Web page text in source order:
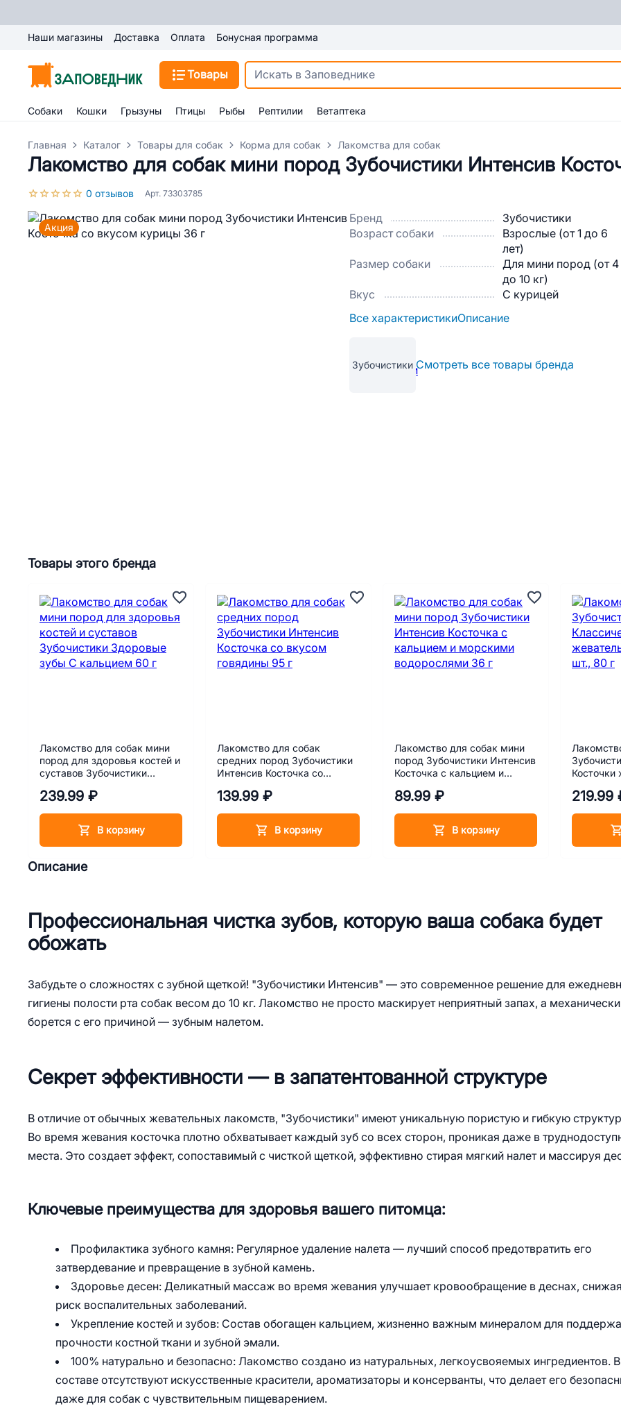
Наши магазины Доставка Оплата Бонусная программа
Товары
Собаки Кошки Грызуны Птицы Рыбы Рептилии Ветаптека
Главная Каталог Товары для собак Корма для собак Лакомства для собак
Лакомство для собак мини пород Зубочистики Интенсив
0 отзывов Арт. 73303785
Акция
Бренд
Зубочистики
Возраст собаки
Взрослые (от 1 до 6
лет)
Размер собаки
Для мини пород (от 4
до 10 кг)
Вкус
С курицей
Все характеристикиОписание
Зубочистики Смотреть все товары бренда
Описание
Профессиональная чистка зубов, которую ваша собака будет
обожать
Забудьте о сложностях с зубной щеткой! "Зубочистики Интенсив" — это современное решение для
гигиены полости рта собак весом до 10 кг. Лакомство не просто маскирует неприятный запах, а механически
борется с его причиной — зубным налетом.
Секрет эффективности — в запатентованной структуре
В отличие от обычных жевательных лакомств, "Зубочистики" имеют уникальную пористую и гибкую
Во время жевания косточка плотно обхватывает каждый зуб со всех сторон, проникая даже в
места. Это создает эффект, сопоставимый с чисткой щеткой, эффективно стирая мягкий налет и массируя
Ключевые преимущества для здоровья вашего питомца:
Профилактика зубного камня: Регулярное удаление налета — лучший способ предотвратить его
затвердевание и превращение в зубной камень.
Здоровье десен: Деликатный массаж во время жевания улучшает кровообращение в деснах, снижая
риск воспалительных заболеваний.
Укрепление костей и зубов: Состав обогащен кальцием, жизненно важным минералом для
прочности костной ткани и зубной эмали.
100% натурально и безопасно: Лакомство создано из натуральных, легкоусвояемых ингредиентов. В
составе отсутствуют искусственные красители, ароматизаторы и консерванты, что делает его
даже для собак с чувствительным пищеварением.
Товары этого бренда
Лакомство для собак мини
пород для здоровья костей и
суставов Зубочистики
60 г
239.99 ₽
В корзину
Лакомство для собак
средних пород Зубочистики
Интенсив Косточка со
139.99 ₽
В корзину
Лакомство для собак мини
пород Зубочистики Интенсив
Косточка с кальцием и
89.99 ₽
В корзину
Косточки
219.99